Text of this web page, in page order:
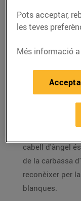
Cabell
codonyat, dues
Dos preparats
podràs utilitzar
postres. El
cabell d'àngel
de la carbassa
reconèixer per
blanques.
Pots acceptar,
les teves
Més informació